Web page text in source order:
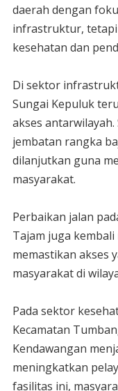
daerah dengan
infrastruktur, tetapi
kesehatan dan
‎Di sektor
Sungai Kepuluk
akses
jembatan rangka
dilanjutkan guna
masyarakat.
‎Perbaikan jalan
Tajam juga
memastikan akses
masyarakat di
‎Pada sektor
Kecamatan
Kendawangan
meningkatkan
fasilitas ini,